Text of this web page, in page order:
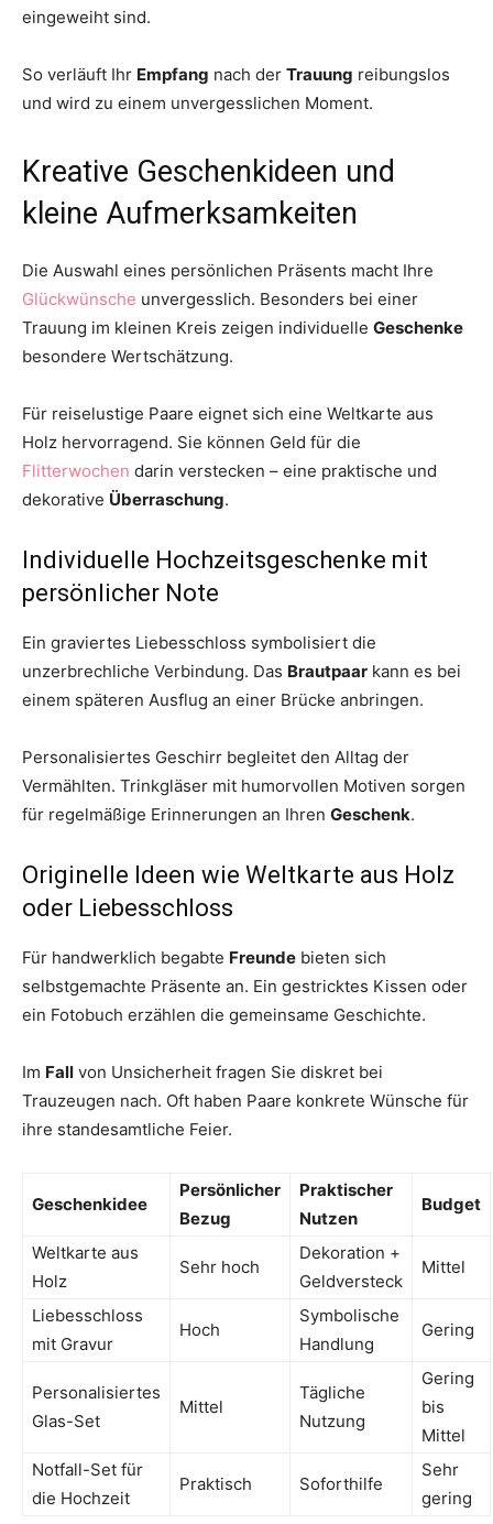
eingeweiht sind.
So verläuft Ihr Empfang nach der Trauung reibungslos
und wird zu einem unvergesslichen Moment.
Kreative Geschenkideen und
kleine Aufmerksamkeiten
Die Auswahl eines persönlichen Präsents macht Ihre
Glückwünsche unvergesslich. Besonders bei einer
Trauung im kleinen Kreis zeigen individuelle Geschenke
besondere Wertschätzung.
Für reiselustige Paare eignet sich eine Weltkarte aus
Holz hervorragend. Sie können Geld für die
Flitterwochen darin verstecken – eine praktische und
dekorative Überraschung.
Individuelle Hochzeitsgeschenke mit
persönlicher Note
Ein graviertes Liebesschloss symbolisiert die
unzerbrechliche Verbindung. Das Brautpaar kann es bei
einem späteren Ausflug an einer Brücke anbringen.
Personalisiertes Geschirr begleitet den Alltag der
Vermählten. Trinkgläser mit humorvollen Motiven sorgen
für regelmäßige Erinnerungen an Ihren Geschenk.
Originelle Ideen wie Weltkarte aus Holz
oder Liebesschloss
Für handwerklich begabte Freunde bieten sich
selbstgemachte Präsente an. Ein gestricktes Kissen oder
ein Fotobuch erzählen die gemeinsame Geschichte.
Im Fall von Unsicherheit fragen Sie diskret bei
Trauzeugen nach. Oft haben Paare konkrete Wünsche für
ihre standesamtliche Feier.
Geschenkidee
Persönlicher
Bezug
Praktischer
Nutzen
Budget
Weltkarte aus
Holz
Sehr hoch
Dekoration +
Geldversteck
Mittel
Liebesschloss
mit Gravur
Hoch
Symbolische
Handlung
Gering
Personalisiertes
Glas-Set
Mittel
Tägliche
Nutzung
Gering
bis
Mittel
Notfall-Set für
die Hochzeit
Praktisch Soforthilfe
Sehr
gering